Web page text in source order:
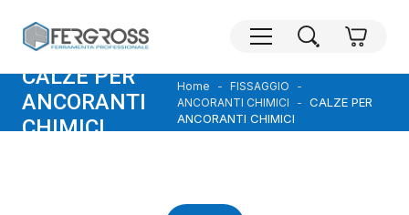
CALZE PER
ANCORANTI
CHIMICI
Home
FISSAGGIO
ANCORANTI CHIMICI
CALZE PER
ANCORANTI CHIMICI